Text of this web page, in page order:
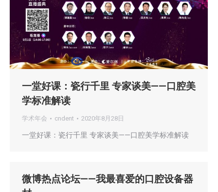
一堂好课：瓷行千里 专家谈美——口腔美
学标准解读
学术年会 cndent 2020年8月28日
一堂好课：瓷行千里 专家谈美——口腔美学标准解读
微博热点论坛——我最喜爱的口腔设备器